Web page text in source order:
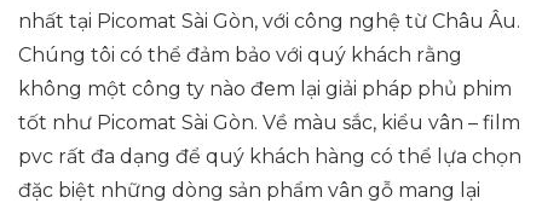
nhất tại Picomat Sài Gòn, với công nghệ từ Châu Âu.
Chúng tôi có thể đảm bảo với quý khách rằng
không một công ty nào đem lại giải pháp phủ phim
tốt như Picomat Sài Gòn. Về màu sắc, kiểu vân – film
pvc rất đa dạng để quý khách hàng có thể lựa chọn
đặc biệt những dòng sản phẩm vân gỗ mang lại